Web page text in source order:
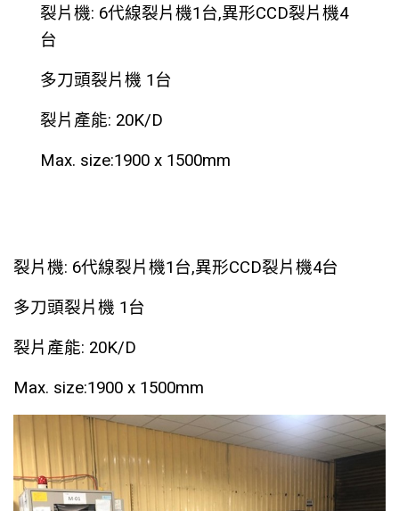
裂片機: 6代線裂片機1台,異形CCD裂片機4
台
多刀頭裂片機 1台
裂片產能: 20K/D
Max. size:1900 x 1500mm
裂片機: 6代線裂片機1台,異形CCD裂片機4台
多刀頭裂片機 1台
裂片產能: 20K/D
Max. size:1900 x 1500mm